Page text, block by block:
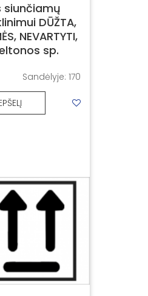
siunčiamų
DŪŽTA,
NEVARTYTI,
sp.
Sandėlyje: 170